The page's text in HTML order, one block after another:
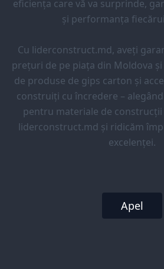
eficiența care vă va surprinde,
și performanța
Cu liderconstruct.md, aveți
prețuri de pe piața din Moldova
de produse de gips carton și
construiți cu încredere –
pentru materiale de construcții
liderconstruct.md și ridicăm
excelenței.
Apel